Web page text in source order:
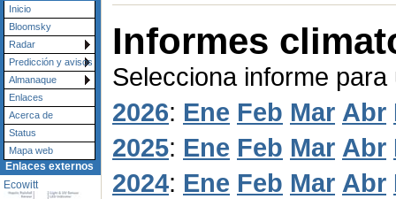
Inicio
Bloomsky
Radar
Predicción y avisos
Almanaque
Enlaces
Acerca de
Status
Mapa web
Enlaces externos
Ecowitt
Informes
Selecciona informe para
2026: Ene Feb Mar Abr
2025: Ene Feb Mar Abr
2024: Ene Feb Mar Abr